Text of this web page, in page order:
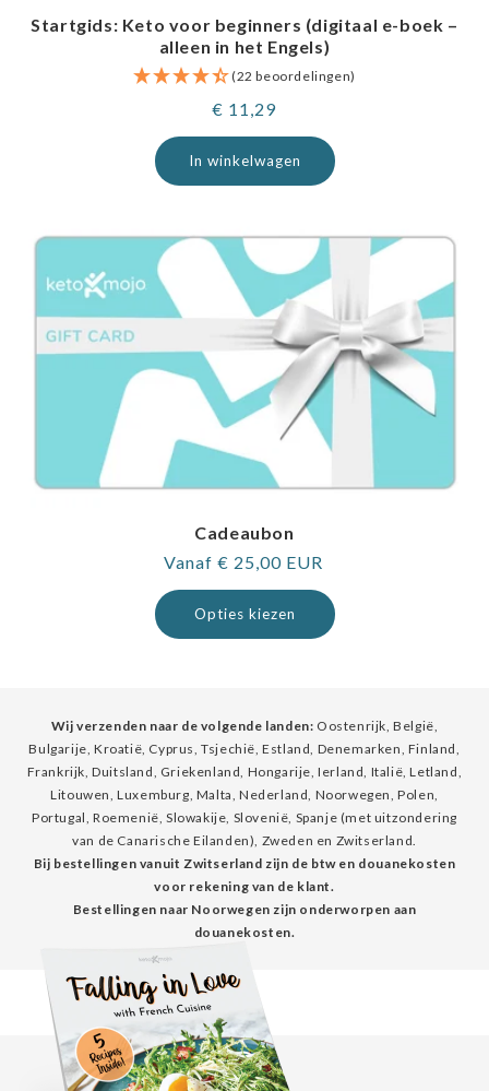
Startgids: Keto voor beginners (digitaal e-boek –
alleen in het Engels)
(22 beoordelingen)
Normale
prijs
€ 11,29
In winkelwagen
Cadeaubon
Normale
prijs
Vanaf € 25,00 EUR
Opties kiezen
Wij verzenden naar de volgende landen: Oostenrijk, België,
Bulgarije, Kroatië, Cyprus, Tsjechië, Estland, Denemarken, Finland,
Frankrijk, Duitsland, Griekenland, Hongarije, Ierland, Italië, Letland,
Litouwen, Luxemburg, Malta, Nederland, Noorwegen, Polen,
Portugal, Roemenië, Slowakije, Slovenië, Spanje (met uitzondering
van de Canarische Eilanden), Zweden en Zwitserland.
Bij bestellingen vanuit Zwitserland zijn de btw en douanekosten
voor rekening van de klant.
Bestellingen naar Noorwegen zijn onderworpen aan
douanekosten.